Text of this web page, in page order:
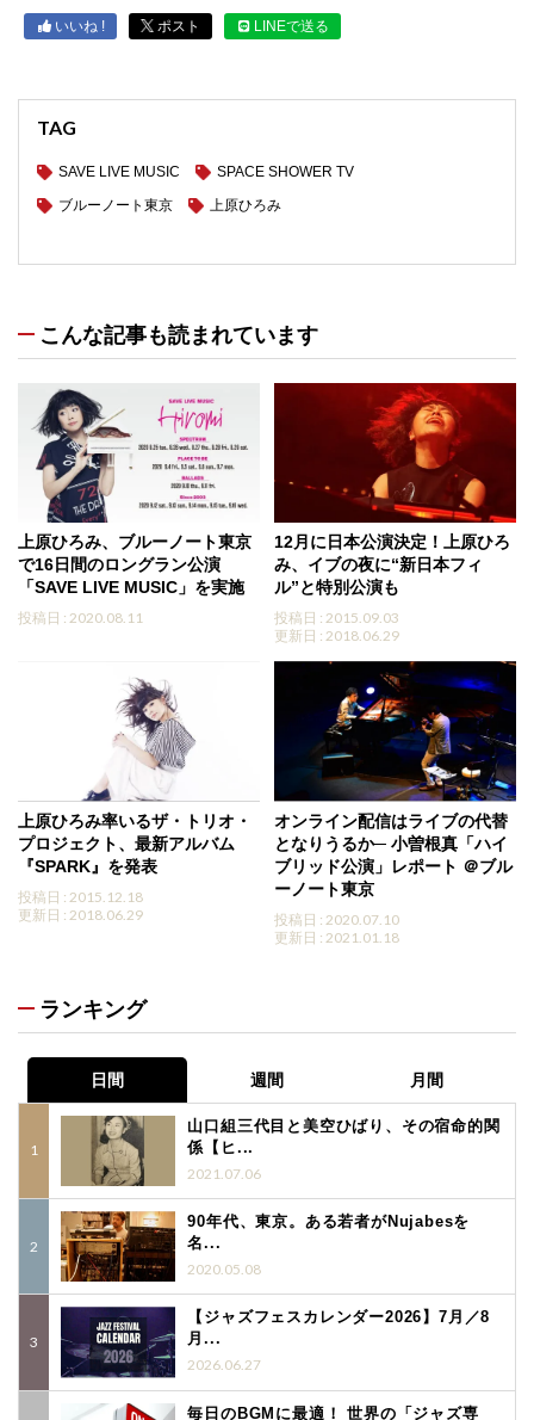
いいね ! ポスト LINEで送る
TAG
SAVE LIVE MUSIC
SPACE SHOWER TV
ブルーノート東京
上原ひろみ
こんな記事も読まれています
上原ひろみ、ブルーノート東京
で16日間のロングラン公演
「SAVE LIVE MUSIC」を実施
投稿日 : 2020.08.11
12月に日本公演決定！上原ひろ
み、イブの夜に“新日本フィ
ル”と特別公演も
投稿日 : 2015.09.03
更新日 : 2018.06.29
上原ひろみ率いるザ・トリオ・
プロジェクト、最新アルバム
『SPARK』を発表
投稿日 : 2015.12.18
更新日 : 2018.06.29
オンライン配信はライブの代替
となりうるか─ 小曽根真「ハイ
ブリッド公演」レポート ＠ブル
ーノート東京
投稿日 : 2020.07.10
更新日 : 2021.01.18
ランキング
日間 週間 月間
山口組三代目と美空ひばり、その宿命的関
係【ヒ...
2021.07.06
90年代、東京。ある若者がNujabesを
名...
2020.05.08
【ジャズフェスカレンダー2026】7月／8
月...
2026.06.27
毎日のBGMに最適！ 世界の「ジャズ専